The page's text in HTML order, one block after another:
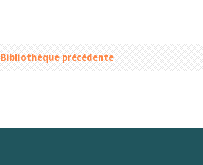
Bibliothèque précédente